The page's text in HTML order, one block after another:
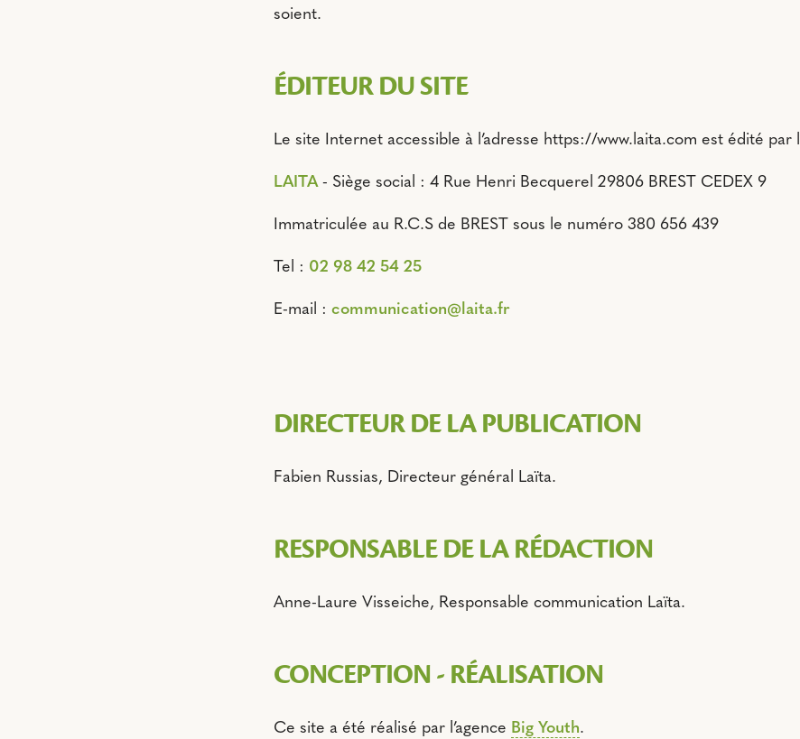
soient.
ÉDITEUR DU SITE
Le site Internet accessible à l’adresse https://www.laita.com est édité par
LAITA- Siège social : 4 Rue Henri Becquerel 29806 BREST CEDEX 9
Immatriculée au R.C.S de BREST sous le numéro 380 656 439
Tel : 02 98 42 54 25
E-mail : communication@laita.fr
DIRECTEUR DE LA PUBLICATION
Fabien Russias, Directeur général Laïta.
RESPONSABLE DE LA RÉDACTION
Anne-Laure Visseiche, Responsable communication Laïta.
CONCEPTION - RÉALISATION
Ce site a été réalisé par l’agence Big Youth.